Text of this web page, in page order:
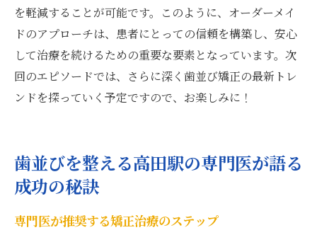
を軽減することが可能です。このように、オーダーメイ
ドのアプローチは、患者にとっての信頼を構築し、安心
して治療を続けるための重要な要素となっています。次
回のエピソードでは、さらに深く歯並び矯正の最新トレ
ンドを探っていく予定ですので、お楽しみに！
歯並びを整える高田駅の専門医が語る
成功の秘訣
専門医が推奨する矯正治療のステップ